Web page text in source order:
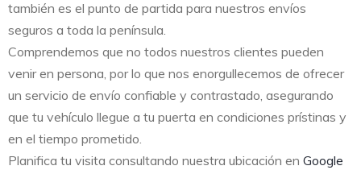
también es el punto de partida para nuestros envíos
seguros a toda la península.
Comprendemos que no todos nuestros clientes pueden
venir en persona, por lo que nos enorgullecemos de ofrecer
un servicio de envío confiable y contrastado, asegurando
que tu vehículo llegue a tu puerta en condiciones prístinas y
en el tiempo prometido.
Planifica tu visita consultando nuestra ubicación en Google